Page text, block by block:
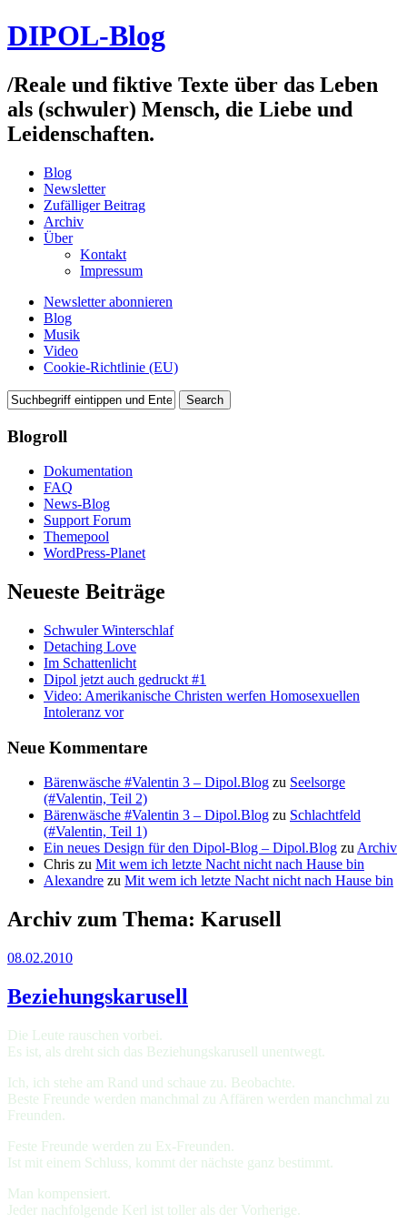
DIPOL-Blog
/Reale und fiktive Texte über das Leben
als (schwuler) Mensch, die Liebe und
Leidenschaften.
Blog
Newsletter
Zufälliger Beitrag
Archiv
Über
Kontakt
Impressum
Newsletter abonnieren
Blog
Musik
Video
Cookie-Richtlinie (EU)
Blogroll
Dokumentation
FAQ
News-Blog
Support Forum
Themepool
WordPress-Planet
Neueste Beiträge
Schwuler Winterschlaf
Detaching Love
Im Schattenlicht
Dipol jetzt auch gedruckt #1
Video: Amerikanische Christen werfen Homosexuellen
Intoleranz vor
Neue Kommentare
Bärenwäsche #Valentin 3 – Dipol.Blog zu Seelsorge
(#Valentin, Teil 2)
Bärenwäsche #Valentin 3 – Dipol.Blog zu Schlachtfeld
(#Valentin, Teil 1)
Ein neues Design für den Dipol-Blog – Dipol.Blog zuArchiv
Chris zu Mit wem ich letzte Nacht nicht nach Hause bin
Alexandre zu Mit wem ich letzte Nacht nicht nach Hause bin
Archiv zum Thema: Karusell
08.02.2010
Beziehungskarusell
Die Leute rauschen vorbei.
Es ist, als dreht sich das Beziehungskarusell unentwegt.
Ich, ich stehe am Rand und schaue zu. Beobachte.
Beste Freunde werden manchmal zu Affären werden manchmal zu
Freunden.
Feste Freunde werden zu Ex-Freunden.
Ist mit einem Schluss, kommt der nächste ganz bestimmt.
Man kompensiert.
Jeder nachfolgende Kerl ist toller als der Vorherige.